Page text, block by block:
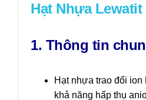
Hạt Nhựa Lewatit
1. Thông tin
Hạt nhựa trao đổi
khả năng hấp thụ